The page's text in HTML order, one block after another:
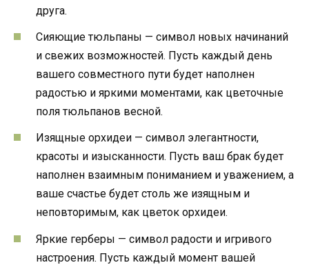
друга.
Сияющие тюльпаны — символ новых начинаний
и свежих возможностей. Пусть каждый день
вашего совместного пути будет наполнен
радостью и яркими моментами, как цветочные
поля тюльпанов весной.
Изящные орхидеи — символ элегантности,
красоты и изысканности. Пусть ваш брак будет
наполнен взаимным пониманием и уважением, а
ваше счастье будет столь же изящным и
неповторимым, как цветок орхидеи.
Яркие герберы — символ радости и игривого
настроения. Пусть каждый момент вашей